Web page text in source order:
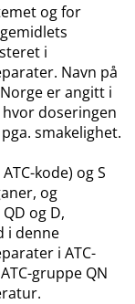
og for
i
Navn på
er angitt i
doseringen
smakelighet.
kode) og S
og
og D,
i denne
i ATC-
gruppe QN